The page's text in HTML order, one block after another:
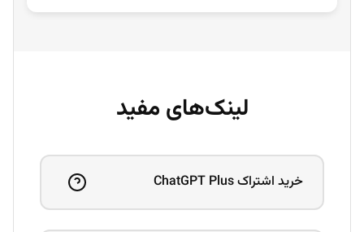
لینک‌های مفید
خرید اشتراک ChatGPT Plus